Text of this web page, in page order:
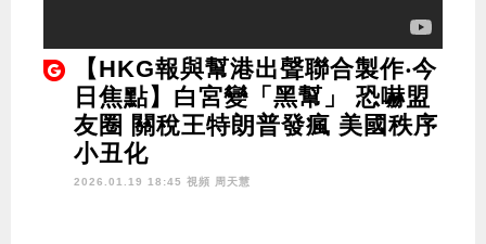
【HKG報與幫港出聲聯合製作‧今
日焦點】白宮變「黑幫」 恐嚇盟
友圈 關稅王特朗普發瘋 美國秩序
小丑化
2026.01.19 18:45 視頻 周天慧